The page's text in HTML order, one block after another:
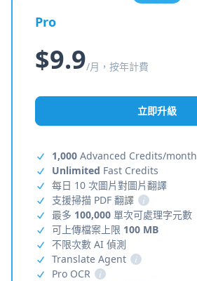
Pro
$9.9/月，按年計費
立即升級
1,000 Advanced Credits/month
Unlimited Fast Credits
每日 10 次圖片對圖片翻譯
支援掃描 PDF 翻譯
i
最多 100,000 單次可處理字元數
可上傳檔案上限 100 MB
不限次數 AI 偵測
Translate Agent
i
Pro OCR
i